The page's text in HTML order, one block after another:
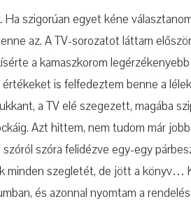
Ha szigorúan egyet kéne
az. A TV-sorozatot láttam
a kamaszkorom
értékeket is felfedeztem benne a
a TV elé szegezett, magába
Azt hittem, nem tudom már
szóra felidézve egy-egy
minden szegletét, de jött a könyv…
és azonnal nyomtam a